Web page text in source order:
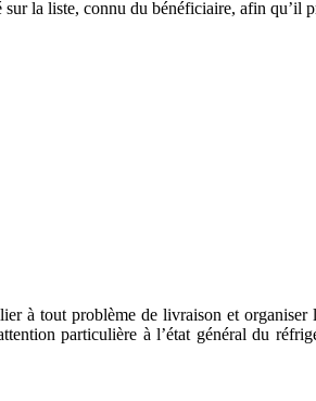
la liste, connu du bénéficiaire, afin qu’il
tout problème de livraison et organiser
particulière à l’état général du